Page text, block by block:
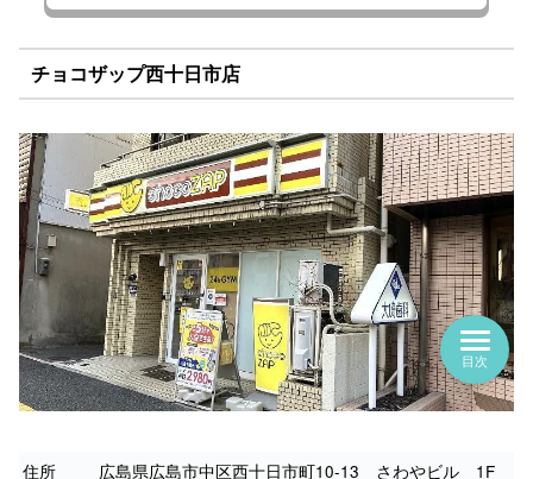
チョコザップ西十日市店
住所 広島県広島市中区西十日市町10-13 さわやビル 1F
目次